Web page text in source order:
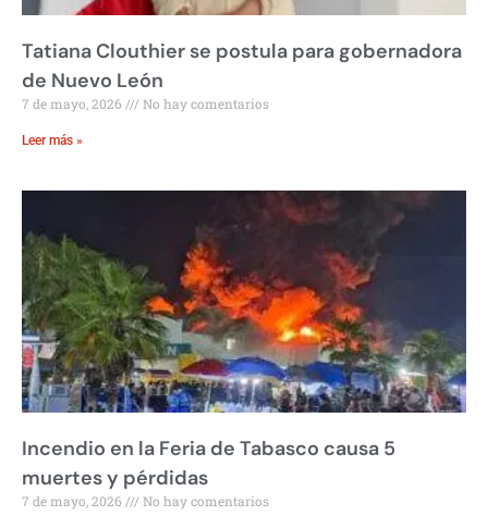
Tatiana Clouthier se postula para gobernadora
de Nuevo León
7 de mayo, 2026 No hay comentarios
Leer más »
Incendio en la Feria de Tabasco causa 5
muertes y pérdidas
7 de mayo, 2026 No hay comentarios